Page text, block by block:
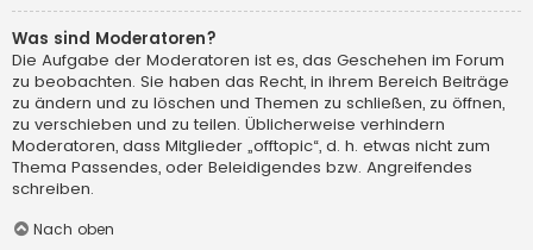
Was sind Moderatoren?
Die Aufgabe der Moderatoren ist es, das Geschehen im Forum
zu beobachten. Sie haben das Recht, in ihrem Bereich Beiträge
zu ändern und zu löschen und Themen zu schließen, zu öffnen,
zu verschieben und zu teilen. Üblicherweise verhindern
Moderatoren, dass Mitglieder „offtopic“, d. h. etwas nicht zum
Thema Passendes, oder Beleidigendes bzw. Angreifendes
schreiben.
Nach oben